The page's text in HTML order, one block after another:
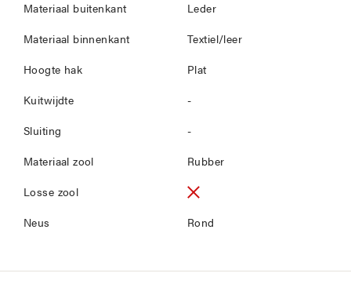
Materiaal buitenkant Leder
Materiaal binnenkant Textiel/leer
Hoogte hak Plat
Kuitwijdte -
Sluiting -
Materiaal zool Rubber
Losse zool
Neus Rond